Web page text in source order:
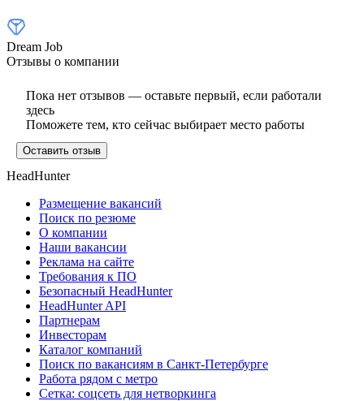
Dream Job
Отзывы о компании
Пока нет отзывов — оставьте первый, если работали
здесь
Поможете тем, кто сейчас выбирает место работы
Оставить отзыв
HeadHunter
Размещение вакансий
Поиск по резюме
О компании
Наши вакансии
Реклама на сайте
Требования к ПО
Безопасный HeadHunter
HeadHunter API
Партнерам
Инвесторам
Каталог компаний
Поиск по вакансиям в Санкт-Петербурге
Работа рядом с метро
Сетка: соцсеть для нетворкинга